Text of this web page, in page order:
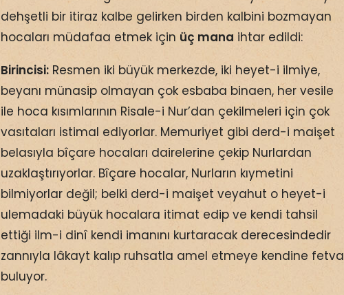
dehşetli bir itiraz kalbe gelirken birden kalbini bozmayan
hocaları müdafaa etmek için üç mana ihtar edildi:
Birincisi: Resmen iki büyük merkezde, iki heyet-i ilmiye,
beyanı münasip olmayan çok esbaba binaen, her vesile
ile hoca kısımlarının Risale-i Nur’dan çekilmeleri için çok
vasıtaları istimal ediyorlar. Memuriyet gibi derd-i maişet
belasıyla bîçare hocaları dairelerine çekip Nurlardan
uzaklaştırıyorlar. Bîçare hocalar, Nurların kıymetini
bilmiyorlar değil; belki derd-i maişet veyahut o heyet-i
ulemadaki büyük hocalara itimat edip ve kendi tahsil
ettiği ilm-i dinî kendi imanını kurtaracak derecesindedir
zannıyla lâkayt kalıp ruhsatla amel etmeye kendine fetva
buluyor.